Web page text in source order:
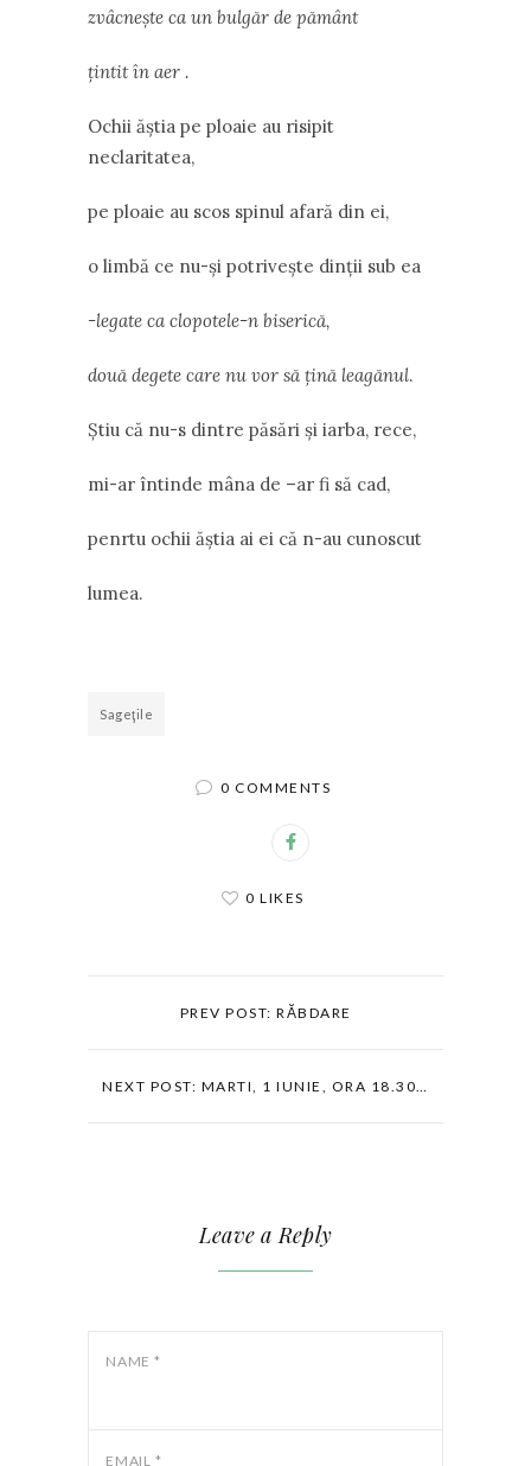
zvâcneşte ca un bulgăr de pământ
ţintit în aer .
Ochii ăştia pe ploaie au risipit
neclaritatea,
pe ploaie au scos spinul afară din ei,
o limbă ce nu-şi potriveşte dinţii sub ea
-legate ca clopotele-n biserică,
două degete care nu vor să ţină leagănul.
Ştiu că nu-s dintre păsări şi iarba, rece,
mi-ar întinde mâna de –ar fi să cad,
penrtu ochii ăştia ai ei că n-au cunoscut
lumea.
Sageţile
0 COMMENTS
0 LIKES
PREV POST: RĂBDARE
NEXT POST: MARTI, 1 IUNIE, ORA 18.30…
Leave a Reply
NAME *
EMAIL *